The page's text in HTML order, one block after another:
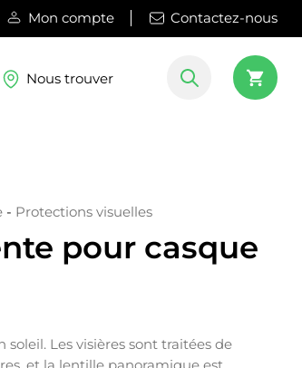
Mon compte Contactez-nous
Nous trouver
- Protections visuelles
pour casque
Les visières sont traitées de